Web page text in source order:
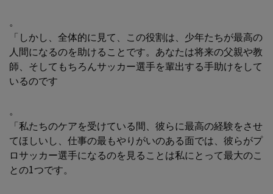
。
「しかし、全体的に見て、この役割は、少年たちが最高の
人間になるのを助けることです。あなたは将来の父親や教
師、そしてもちろんサッカー選手を輩出する手助けをして
いるのです
。
「私たちのケアを受けている間、彼らに最高の経験をさせ
てほしいし、仕事の最もやりがいのある面では、彼らがプ
ロサッカー選手になるのを見ることは私にとって最大のこ
との1つです。